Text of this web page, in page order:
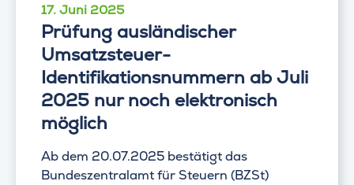
17. Juni 2025
Prüfung ausländischer
Umsatzsteuer-
Identifikationsnummern ab Juli
2025 nur noch elektronisch
möglich
Ab dem 20.07.2025 bestätigt das
Bundeszentralamt für Steuern (BZSt)